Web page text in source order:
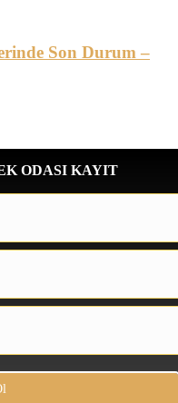
Son Durum –
ODASI KAYIT